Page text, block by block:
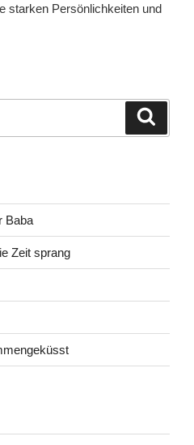
starken Persönlichkeiten und
Baba
Zeit sprang